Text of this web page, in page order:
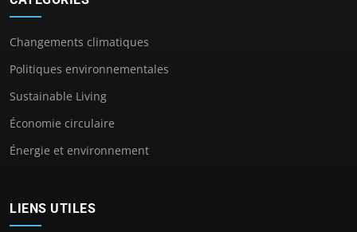
Changements climatiques
Politiques environnementales
Sustainable Living
Économie circulaire
Énergie et environnement
LIENS UTILES